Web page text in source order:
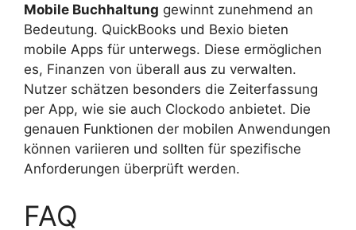
Mobile Buchhaltung gewinnt zunehmend an
Bedeutung. QuickBooks und Bexio bieten
mobile Apps für unterwegs. Diese ermöglichen
es, Finanzen von überall aus zu verwalten.
Nutzer schätzen besonders die Zeiterfassung
per App, wie sie auch Clockodo anbietet. Die
genauen Funktionen der mobilen Anwendungen
können variieren und sollten für spezifische
Anforderungen überprüft werden.
FAQ